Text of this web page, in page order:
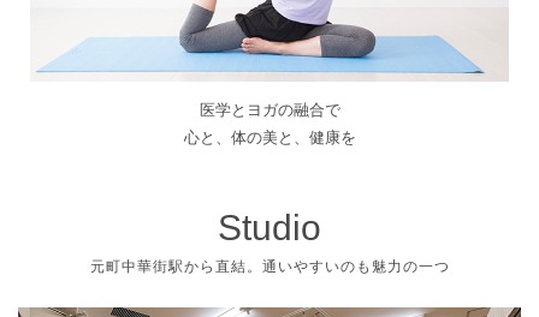
医学とヨガの融合で
心と、体の美と、健康を
Studio
元町中華街駅から直結。通いやすいのも魅力の一つ